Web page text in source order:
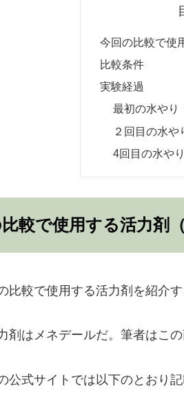
今回の比較で使
比較条件
実験経過
最初の水やり
２回目の水や
4回目の水や
較で使用する活力剤
比較で使用する活力剤を紹介す
剤はメネデールだ。筆者はこ
公式サイトでは以下のとおり記